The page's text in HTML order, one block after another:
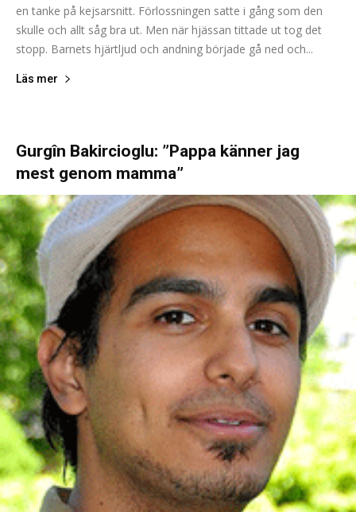
en tanke på kejsarsnitt. Förlossningen satte i gång som den
skulle och allt såg bra ut. Men när hjässan tittade ut tog det
stopp. Barnets hjärtljud och andning började gå ned och...
Läs mer
Gurgîn Bakircioglu: ”Pappa känner jag
mest genom mamma”